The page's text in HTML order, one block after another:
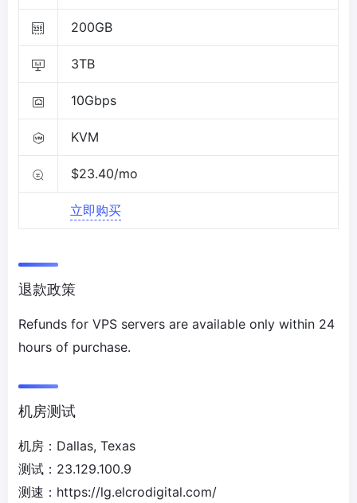
200GB
3TB
10Gbps
KVM
$23.40/mo
立即购买
退款政策
Refunds for VPS servers are available only within 24
hours of purchase.
机房测试
机房：Dallas, Texas
测试：23.129.100.9
测速：https://lg.elcrodigital.com/